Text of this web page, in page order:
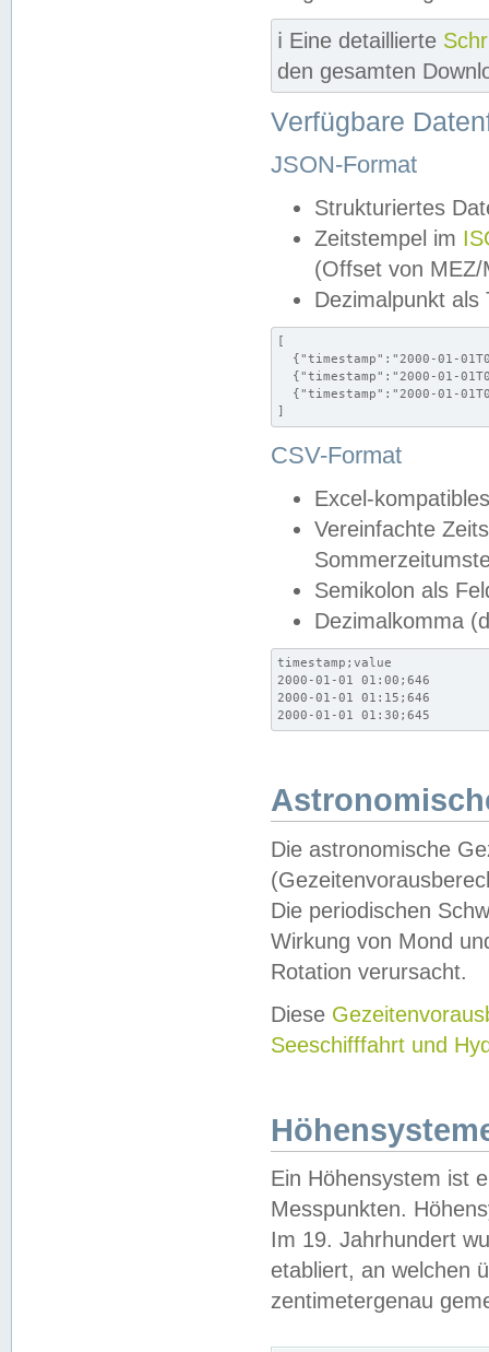
ℹ️ Eine detaillierte
den gesamten
Verfügbare
JSON-Format
Strukturiertes
Zeitstempel im
(Offset von MEZ/
Dezimalpunkt als
[
{"timestamp":"2000-01-
{"timestamp":"2000-01-
{"timestamp":"2000-01-
]
CSV-Format
Excel-
Vereinfachte
Semikolon als
Dezimalkomma
timestamp;value
2000-01-01 01:00;646
2000-01-01 01:15;646
2000-01-01 01:30;645
Die astronomische
Die periodischen
Wirkung von Mond
Rotation verursacht.
Diese
Seeschifffahrt und
Ein Höhensystem ist
Messpunkten.
Im 19. Jahrhundert
etabliert, an welchen
zentimetergenau